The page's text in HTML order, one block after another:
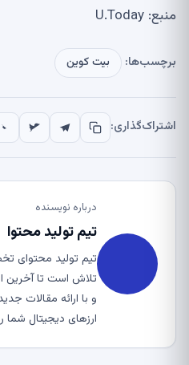
منبع: U.Today
برچسب‌ها: بیت کوین
اشتراک‌گذاری:
درباره نویسنده
تیم تولید محتوا
تیم تولید محتوای
تلاش است تا آخرین
و با ارائه مقالات
ارزهای دیجیتال شما